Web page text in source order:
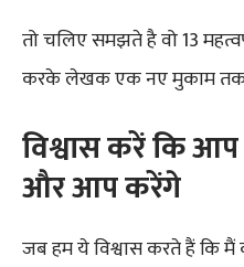
तो चलिए समझते है वो 13
करके लेखक एक नए मुकाम तक
विश्वास करें कि
और आप करेंगे
जब हम ये विश्वास करते हैं कि मैं